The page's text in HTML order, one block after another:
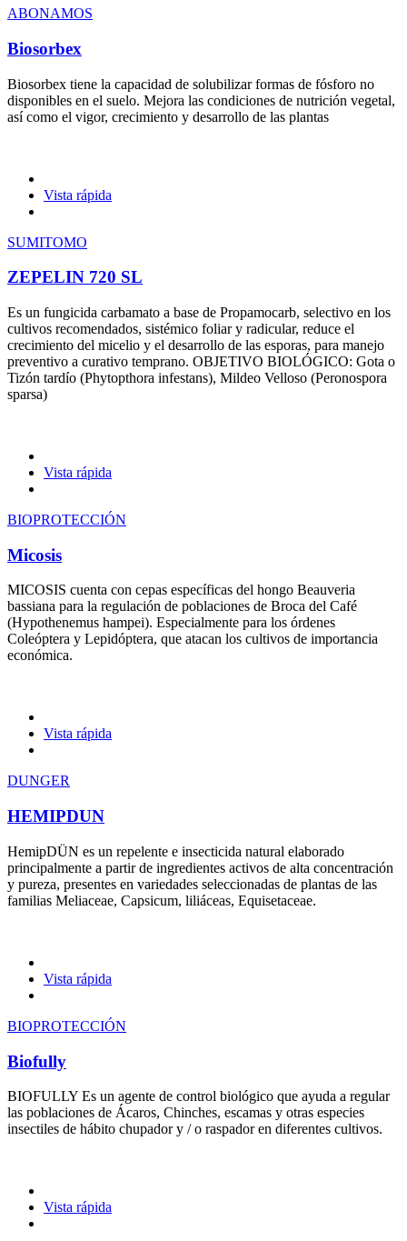
ABONAMOS
Biosorbex
Biosorbex tiene la capacidad de solubilizar formas de fósforo no
disponibles en el suelo. Mejora las condiciones de nutrición vegetal,
así como el vigor, crecimiento y desarrollo de las plantas
Vista rápida
SUMITOMO
ZEPELIN 720 SL
Es un fungicida carbamato a base de Propamocarb, selectivo en los
cultivos recomendados, sistémico foliar y radicular, reduce el
crecimiento del micelio y el desarrollo de las esporas, para manejo
preventivo a curativo temprano. OBJETIVO BIOLÓGICO: Gota o
Tizón tardío (Phytopthora infestans), Mildeo Velloso (Peronospora
sparsa)
Vista rápida
BIOPROTECCIÓN
Micosis
MICOSIS cuenta con cepas específicas del hongo Beauveria
bassiana para la regulación de poblaciones de Broca del Café
(Hypothenemus hampei). Especialmente para los órdenes
Coleóptera y Lepidóptera, que atacan los cultivos de importancia
económica.
Vista rápida
DUNGER
HEMIPDUN
HemipDÜN es un repelente e insecticida natural elaborado
principalmente a partir de ingredientes activos de alta concentración
y pureza, presentes en variedades seleccionadas de plantas de las
familias Meliaceae, Capsicum, liliáceas, Equisetaceae.
Vista rápida
BIOPROTECCIÓN
Biofully
BIOFULLY Es un agente de control biológico que ayuda a regular
las poblaciones de Ácaros, Chinches, escamas y otras especies
insectiles de hábito chupador y / o raspador en diferentes cultivos.
Vista rápida